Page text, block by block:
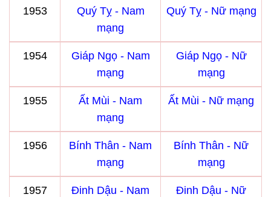
1953
Quý Tỵ - Nam
mạng
Quý Tỵ - Nữ mạng
1954
Giáp Ngọ - Nam
mạng
Giáp Ngọ - Nữ
mạng
1955
Ất Mùi - Nam
mạng
Ất Mùi - Nữ mạng
1956
Bính Thân - Nam
mạng
Bính Thân - Nữ
mạng
1957
Đinh Dậu - Nam
Đinh Dậu - Nữ